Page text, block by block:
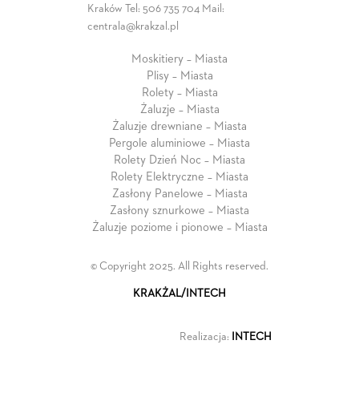
Kraków Tel: 506 735 704 Mail:
centrala@krakzal.pl
Moskitiery – Miasta
Plisy – Miasta
Rolety – Miasta
Żaluzje – Miasta
Żaluzje drewniane – Miasta
Pergole aluminiowe – Miasta
Rolety Dzień Noc – Miasta
Rolety Elektryczne – Miasta
Zasłony Panelowe – Miasta
Zasłony sznurkowe – Miasta
Żaluzje poziome i pionowe – Miasta
© Copyright 2025. All Rights reserved.
KRAKŻAL/INTECH
Realizacja: INTECH